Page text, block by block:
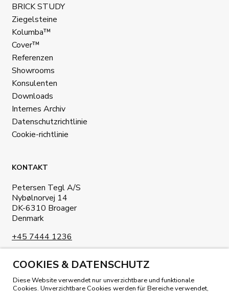
COOKIES & DATENSCHUTZ
Diese Website verwendet nur unverzichtbare und funktionale
Cookies. Unverzichtbare Cookies werden für Bereiche verwendet,
BRICK STUDY
Ziegelsteine
Kolumba™
Cover™
Referenzen
Showrooms
Konsulenten
Downloads
Internes Archiv
Datenschutzrichtlinie
Cookie-richtlinie
KONTAKT
Petersen Tegl A/S
Nybølnorvej 14
DK-6310 Broager
Denmark
+45 7444 1236